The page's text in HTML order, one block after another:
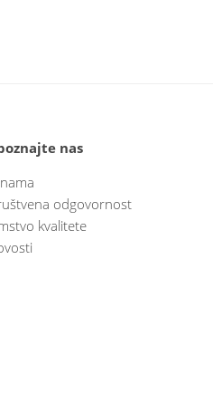
nas
odgovornost
kvalitete